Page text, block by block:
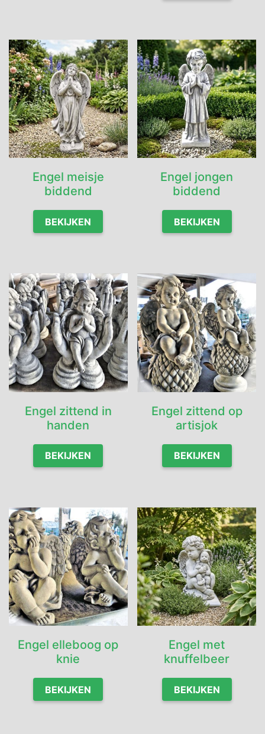
Engel meisje
biddend
BEKIJKEN
Engel jongen
biddend
BEKIJKEN
Engel zittend in
handen
BEKIJKEN
Engel zittend op
artisjok
BEKIJKEN
Engel elleboog op
knie
BEKIJKEN
Engel met
knuffelbeer
BEKIJKEN